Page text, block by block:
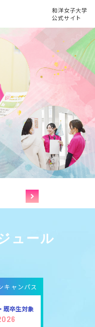
和洋女子大学
公式サイト
ュール
キャンパス
既卒生対象